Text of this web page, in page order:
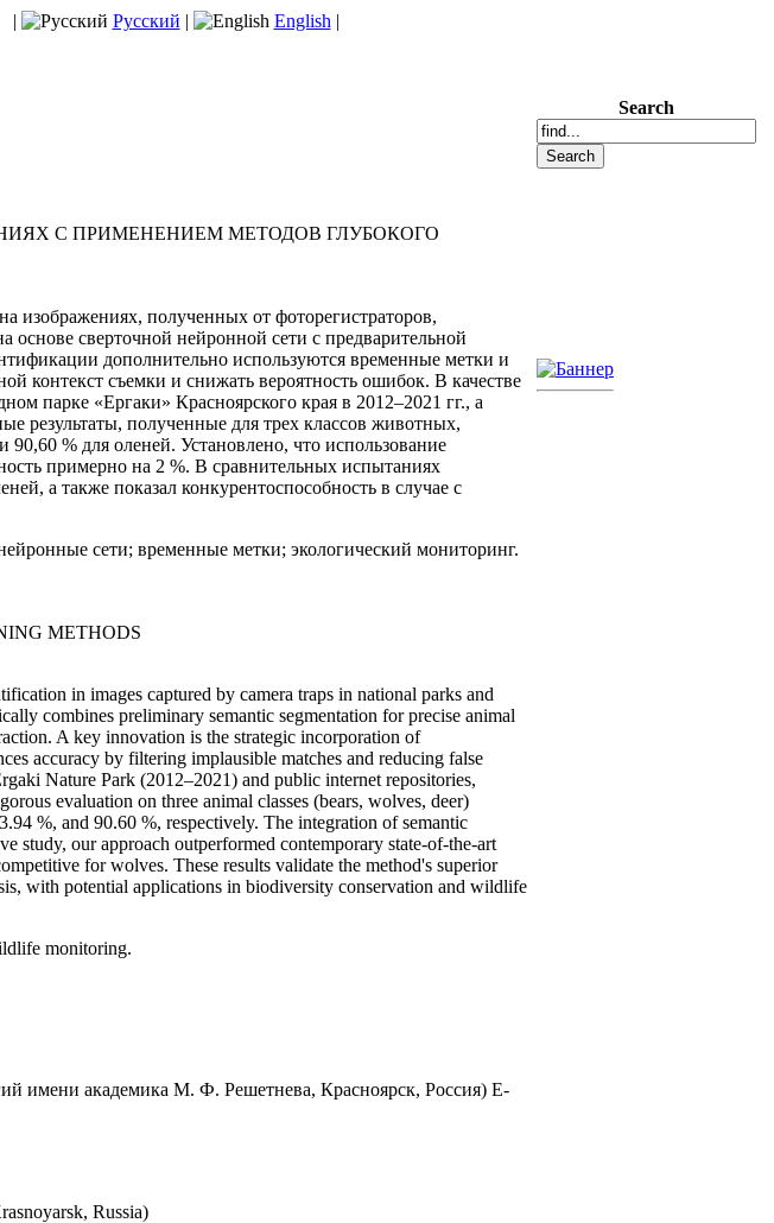
| Русский | English |
С ПРИМЕНЕНИЕМ МЕТОДОВ ГЛУБОКОГО
изображениях, полученных от фоторегистраторов,
сверточной нейронной сети с предварительной
дополнительно используются временные метки и
контекст съемки и снижать вероятность ошибок. В качестве
парке «Ергаки» Красноярского края в 2012–2021 гг., а
результаты, полученные для трех классов животных,
% для оленей. Установлено, что использование
примерно на 2 %. В сравнительных испытаниях
а также показал конкурентоспособность в случае с
сети; временные метки; экологический мониторинг.
METHODS
in images captured by camera traps in national parks and
combines preliminary semantic segmentation for precise animal
A key innovation is the strategic incorporation of
accuracy by filtering implausible matches and reducing false
Nature Park (2012–2021) and public internet repositories,
evaluation on three animal classes (bears, wolves, deer)
%, and 90.60 %, respectively. The integration of semantic
study, our approach outperformed contemporary state-of-the-art
for wolves. These results validate the method's superior
with potential applications in biodiversity conservation and wildlife
monitoring.
имени академика М. Ф. Решетнева, Красноярск, Россия) E-
Russia)
Search